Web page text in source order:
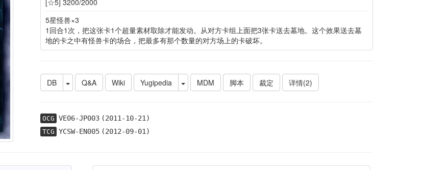
5星怪兽×3
1回合1次，把这张卡1个超量素材取除才能发动。从对方卡组上面把3张卡送去墓地。这个效果送去墓
地的卡之中有怪兽卡的场合，把最多有那个数量的对方场上的卡破坏。
DB Q&A Wiki Yugipedia MDM 脚本 裁定 详情(2)
OCG VE06-JP003(2011-10-21)
TCG YCSW-EN005(2012-09-01)